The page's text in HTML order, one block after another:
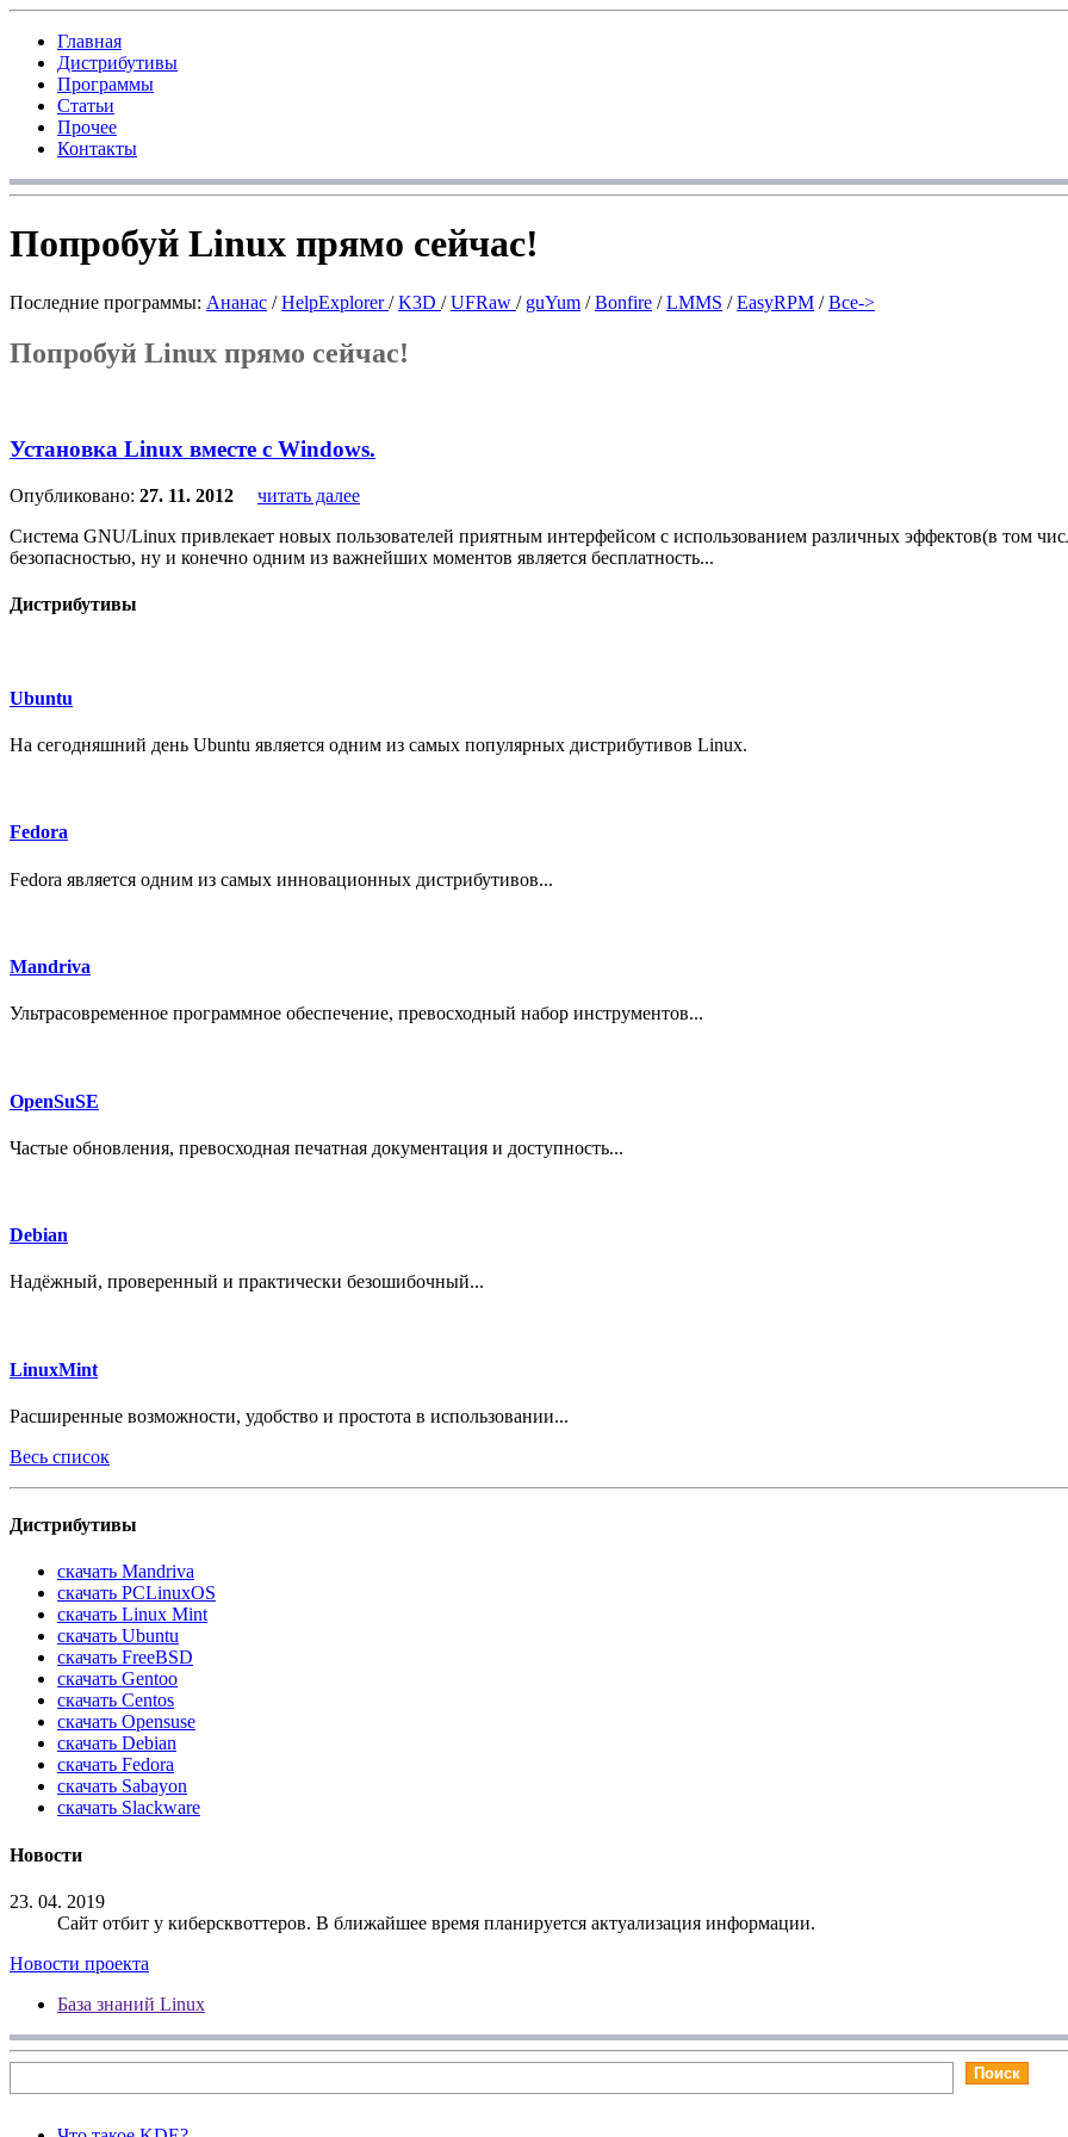
Главная
Дистрибутивы
Программы
Статьи
Прочее
Контакты
Попробуй Linux прямо сейчас!
Последние программы: Ананас / HelpExplorer/ K3D / UFRaw / guYum / Bonfire / LMMS / EasyRPM / Все->
Попробуй Linux прямо сейчас!
Установка Linux вместе с Windows.
Опубликовано: 27. 11. 2012
читать далее
Система GNU/Linux привлекает новых пользователей приятным интерфейсом с использованием различных эффектов(в том
безопасностью, ну и конечно одним из важнейших моментов является бесплатность...
Дистрибутивы
Ubuntu
На сегодняшний день Ubuntu является одним из самых популярных дистрибутивов Linux.
Fedora
Fedora является одним из самых инновационных дистрибутивов...
Mandriva
Ультрасовременное программное обеспечение, превосходный набор инструментов...
OpenSuSE
Частые обновления, превосходная печатная документация и доступность...
Debian
Надёжный, проверенный и практически безошибочный...
LinuxMint
Расширенные возможности, удобство и простота в использовании...
Весь список
Дистрибутивы
скачать Мandriva
скачать PCLinuxOS
скачать Linux Mint
скачать Ubuntu
скачать FreeBSD
скачать Gentoo
скачать Centos
скачать Opensuse
скачать Debian
скачать Fedora
скачать Sabayon
скачать Slackware
Новости
23. 04. 2019
Сайт отбит у киберсквоттеров. В ближайшее время планируется актуализация информации.
Новости проекта
База знаний Linux